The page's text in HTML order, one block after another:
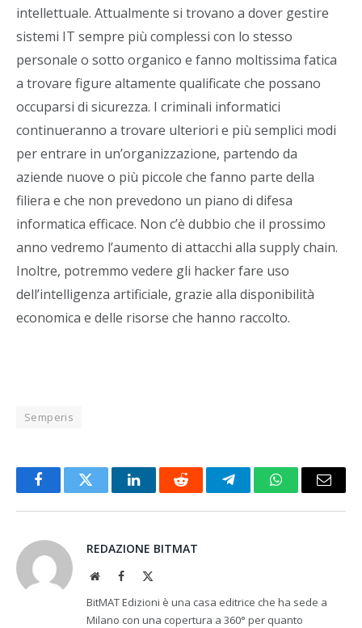
intellettuale. Attualmente si trovano a dover gestire
sistemi IT sempre più complessi con lo stesso
personale o sotto organico e fanno moltissima fatica
a trovare figure altamente qualificate che possano
occuparsi di sicurezza. I criminali informatici
continueranno a trovare ulteriori e più semplici modi
per entrare in un’organizzazione, partendo da
aziende nuove o più piccole che fanno parte della
filiera e che non prevedono un piano di difesa
informatica efficace. Non c’è dubbio che il prossimo
anno vedremo l’aumento di attacchi alla supply chain.
Inoltre, potremmo vedere gli hacker fare uso
dell’intelligenza artificiale, grazie alla disponibilità
economica e delle risorse che hanno raccolto.
Semperis
FacebookTwitter LinkedInReddit TelegramWhatsAppEmail
REDAZIONE BITMAT
WebsiteFacebook
BitMAT Edizioni è una casa editrice che ha sede a
Milano con una copertura a 360° per quanto